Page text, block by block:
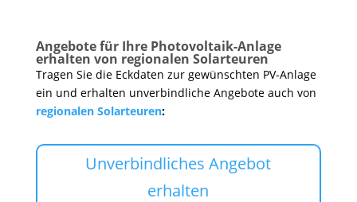
Angebote für Ihre Photovoltaik-Anlage
erhalten von regionalen Solarteuren
Tragen Sie die Eckdaten zur gewünschten PV-Anlage
ein und erhalten unverbindliche Angebote auch von
regionalen Solarteuren:
Unverbindliches Angebot
erhalten